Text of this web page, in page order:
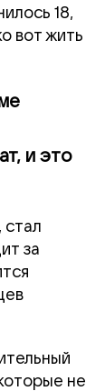
18,
вот жить
и это
стал
за
не